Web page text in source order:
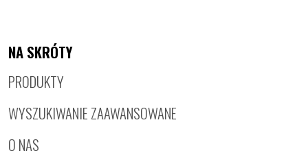
NA SKRÓTY
PRODUKTY
WYSZUKIWANIE ZAAWANSOWANE
O NAS